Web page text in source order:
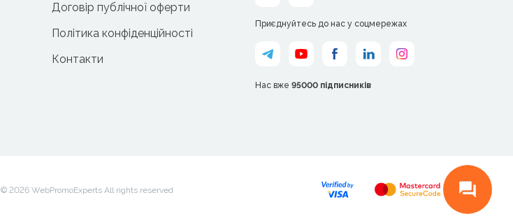
Договір публічної оферти
Політика конфіденційності
Контакти
Приєднуйтесь до нас у соцмережах
Нас вже 95000 підписників
© 2026 WebPromoExperts All rights reserved